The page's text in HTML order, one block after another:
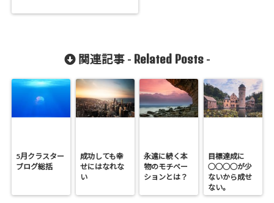
関連記事 - Related Posts-
5月クラスター
ブログ総括
成功しても幸
せにはなれな
い
永遠に続く本
物のモチベー
ションとは？
目標達成に
○○○○が少
ないから成せ
ない。